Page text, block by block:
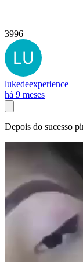
3996
lukedeexperience
há 9 meses
Depois do sucesso